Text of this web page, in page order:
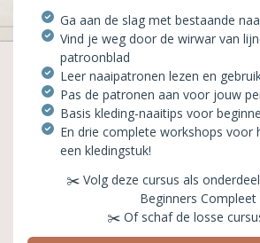
Ga aan de slag met bestaande
Vind je weg door de wirwar van
patroonblad
Leer naaipatronen lezen en
Pas de patronen aan voor jouw
Basis kleding-naaitips voor
En drie complete workshops voor
een kledingstuk!
✂️ Volg deze cursus als
Beginners Compleet
✂️ Of schaf de losse